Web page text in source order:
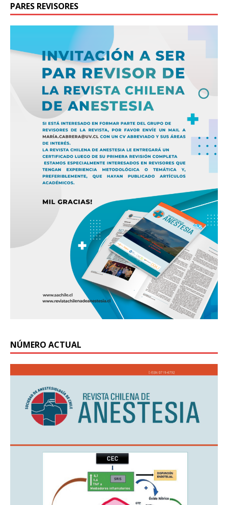
PARES REVISORES
NÚMERO ACTUAL